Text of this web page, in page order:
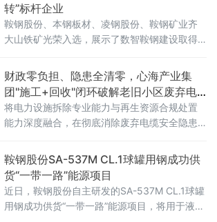
转”标杆企业
鞍钢股份、本钢板材、凌钢股份、鞍钢矿业齐
大山铁矿光荣入选，展示了数智鞍钢建设取得
智能化、绿色化发展方向，引导各级企业将人
工智能、大数据、工业互联网等与生产经营深
度融合，全力推进智能化改造、数字化转型，
为新鞍钢加快建设世界一流企业注入数智动
能。鞍钢股份积
财政零负担、隐患全清零，心海产业集
团"施工+回收"闭环破解老旧小区废弃电
缆消隐难题
将电力设施拆除专业能力与再生资源合规处置
能力深度融合，在彻底消除废弃电缆安全隐患
用，真正做到"新线入、旧线清、资源归"。
鞍钢股份SA-537M CL.1球罐用钢成功供
货“一带一路”能源项目
近日，鞍钢股份自主研发的SA-537M CL.1球罐
用钢成功供货“一带一路”能源项目，将用于液化